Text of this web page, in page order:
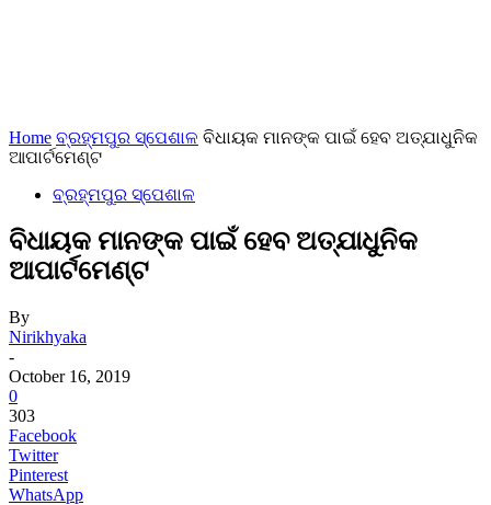
Home ବ୍ରହ୍ମପୁର ସ୍ପେଶାଳ ବିଧାୟକ ମାନଙ୍କ ପାଇଁ ହେବ ଅତ୍ଯାଧୁନିକ
ଆପାର୍ଟମେଣ୍ଟ
ବ୍ରହ୍ମପୁର ସ୍ପେଶାଳ
ବିଧାୟକ ମାନଙ୍କ ପାଇଁ ହେବ ଅତ୍ଯାଧୁନିକ
ଆପାର୍ଟମେଣ୍ଟ
By
Nirikhyaka
-
October 16, 2019
0
303
Facebook
Twitter
Pinterest
WhatsApp